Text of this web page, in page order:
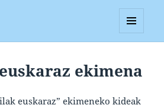
ekimena
euskaraz” ekimeneko kideak